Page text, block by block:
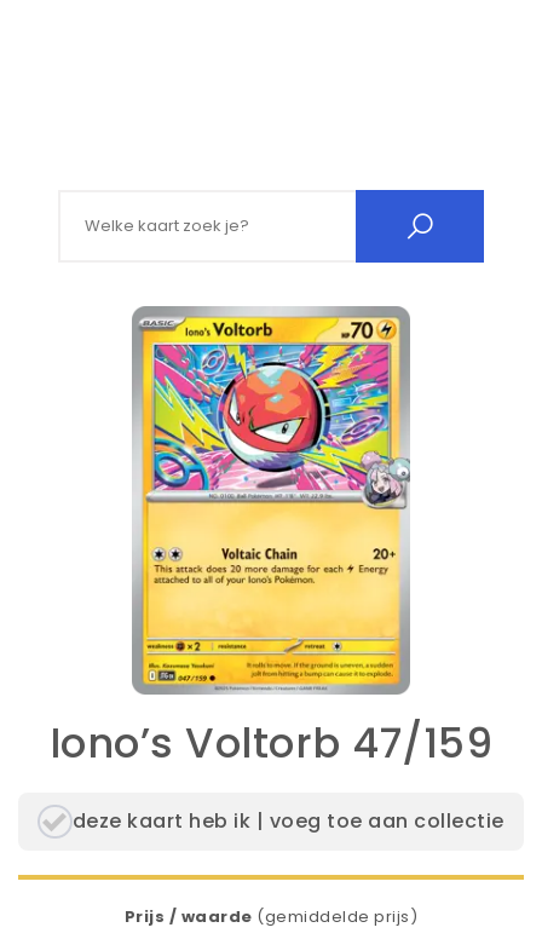
Iono’s Voltorb 47/159
deze kaart heb ik | voeg toe aan collectie
Prijs / waarde (gemiddelde prijs)